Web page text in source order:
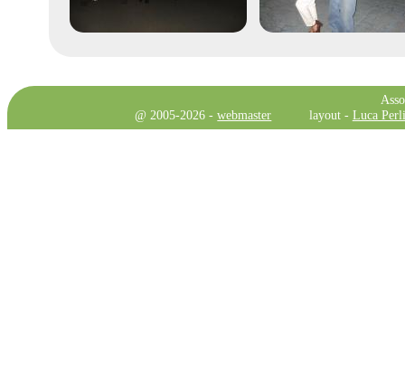
@ 2005-2026 -webmaster layout - Luca